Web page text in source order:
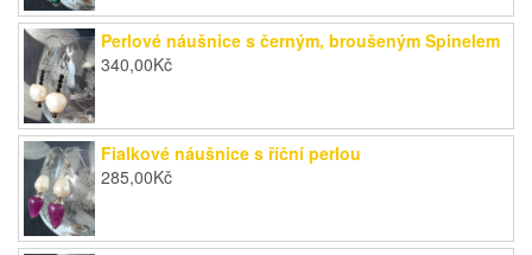
Perlové náušnice s černým, broušeným Spinelem
340,00Kč
Fialkové náušnice s říční perlou
285,00Kč